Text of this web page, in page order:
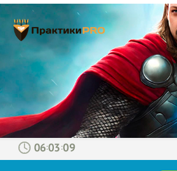
: :